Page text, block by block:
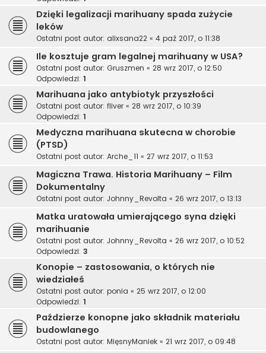
Dzięki legalizacji marihuany spada zużycie
leków
Ostatni post autor: alixsana22 « 4 paź 2017, o 11:38
Ile kosztuje gram legalnej marihuany w USA?
Ostatni post autor: Gruszmen « 28 wrz 2017, o 12:50
Odpowiedzi: 1
Marihuana jako antybiotyk przyszłości
Ostatni post autor: fliver « 28 wrz 2017, o 10:39
Odpowiedzi: 1
Medyczna marihuana skutecna w chorobie
(PTSD)
Ostatni post autor: Arche_11 « 27 wrz 2017, o 11:53
Magiczna Trawa. Historia Marihuany – Film
Dokumentalny
Ostatni post autor: Johnny_Revolta « 26 wrz 2017, o 13:13
Matka uratowała umierającego syna dzięki
marihuanie
Ostatni post autor: Johnny_Revolta « 26 wrz 2017, o 10:52
Odpowiedzi: 3
Konopie – zastosowania, o których nie
wiedziałeś
Ostatni post autor: ponia « 25 wrz 2017, o 12:00
Odpowiedzi: 1
Paździerze konopne jako składnik materiału
budowlanego
Ostatni post autor: MięsnyManiek « 21 wrz 2017, o 09:48